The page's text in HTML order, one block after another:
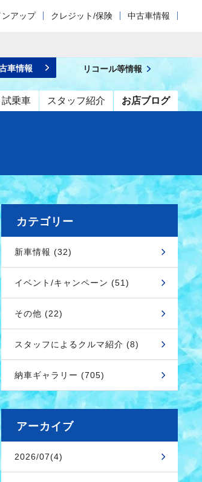
ンアップ クレジット/保険 中古車情報
試乗車 スタッフ紹介 お店ブログ
車情報 リコール等情報
カテゴリー
新車情報 (32)
イベント/キャンペーン (51)
その他 (22)
スタッフによるクルマ紹介 (8)
納車ギャラリー (705)
アーカイブ
2026/07(4)